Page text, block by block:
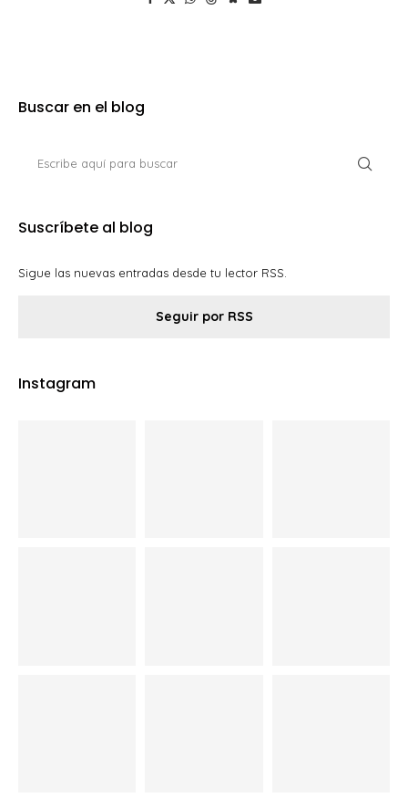
Buscar en el blog
Suscríbete al blog
Sigue las nuevas entradas desde tu lector RSS.
Seguir por RSS
Instagram